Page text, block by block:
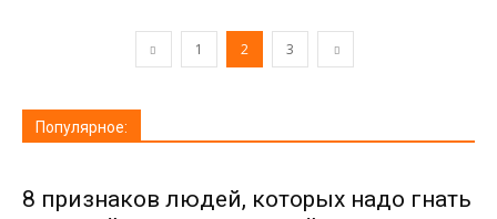
1 2 3
Популярное:
8 признаков людей, которых надо гнать